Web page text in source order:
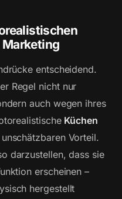
Marketing
entscheidend.
Regel nicht nur
auch wegen ihres
Küchen
Vorteil.
darzustellen, dass sie
erscheinen –
hergestellt